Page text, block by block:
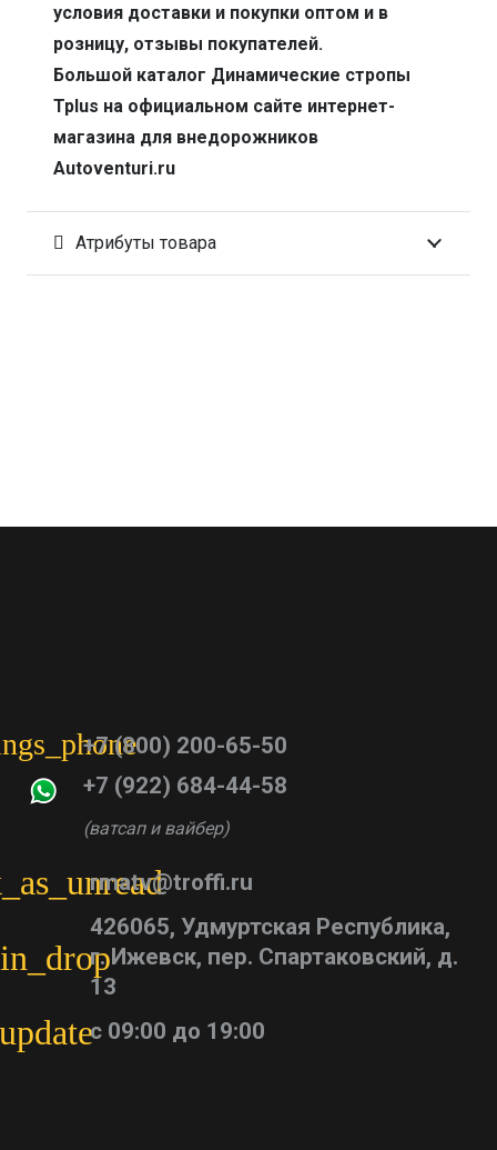
условия доставки и покупки оптом и в
розницу, отзывы покупателей.
Большой каталог Динамические стропы
Tplus на официальном сайте интернет-
магазина для внедорожников
Autoventuri.ru
Атрибуты товара
+7 (800) 200-65-50
+7 (922) 684-44-58
(ватсап и вайбер)
rmatv@troffi.ru
426065, Удмуртская Республика,
г. Ижевск, пер. Спартаковский, д.
13
updateс 09:00 до 19:00